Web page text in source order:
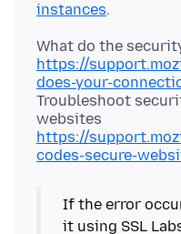
instances
https://
does-your-
Troubleshoot
https://
codes-secure-
If the error
it using SSL